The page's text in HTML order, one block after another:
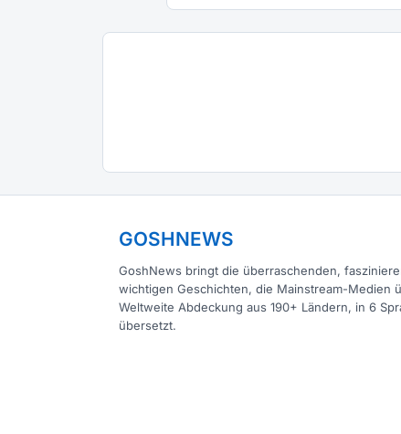
GOSHNEWS
GoshNews bringt die überraschenden,
wichtigen Geschichten, die Mainstream-Medien
Weltweite Abdeckung aus 190+ Ländern, in 6
übersetzt.